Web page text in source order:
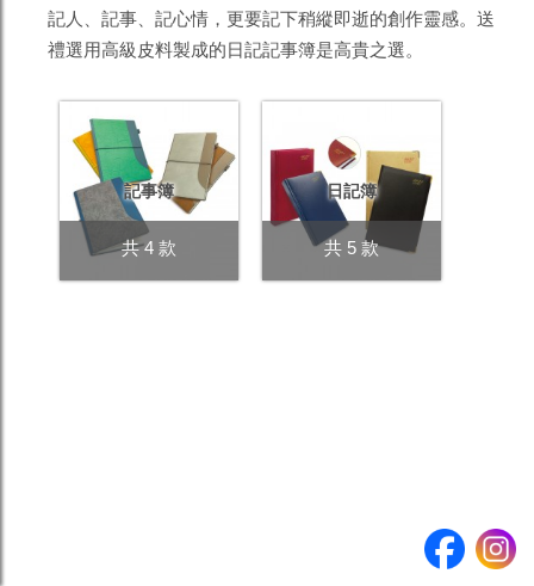
產品 數量
提交查詢 >
記人、記事、記心情，更要記下稍縱即逝的創作靈感。送
禮選用高級皮料製成的日記記事簿是高貴之選。
記事簿
共 4 款
日記簿
共 5 款